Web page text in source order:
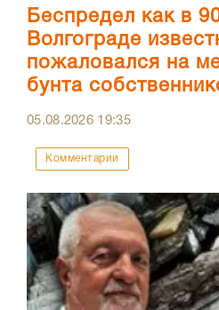
Беспредел как в
Волгограде
пожаловался на
бунта
05.08.2026 19:35
Комментарии